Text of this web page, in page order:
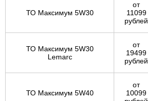
ТО Максимум 5W30
от
11099
рублей
ТО Максимум 5W30
Lemarc
от
19499
рублей
ТО Максимум 5W40
от
10099